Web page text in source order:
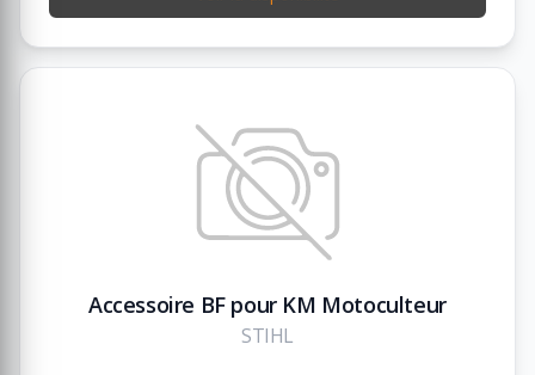
Accessoire BF pour KM Motoculteur
STIHL